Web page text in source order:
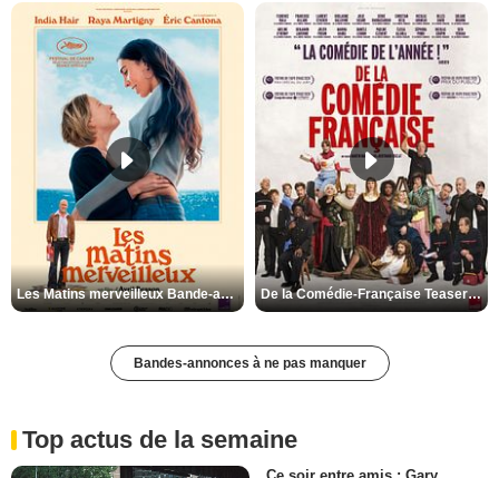
Les Matins merveilleux Bande-annonce VF De la Comédie-Française Teaser VF
Bandes-annonces à ne pas manquer
Top actus de la semaine